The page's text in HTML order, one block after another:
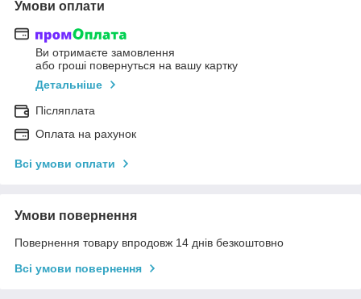
Умови оплати
Ви отримаєте замовлення
або гроші повернуться на вашу картку
Детальніше
Післяплата
Оплата на рахунок
Всі умови оплати
Умови повернення
Повернення товару впродовж 14 днів безкоштовно
Всі умови повернення